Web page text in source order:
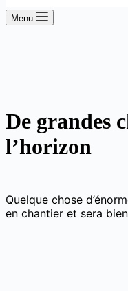
Menu
De grandes
l’horizon
Quelque chose
en chantier et sera